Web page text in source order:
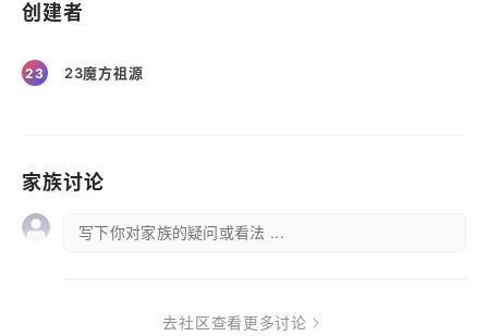
创建者
23 23魔方祖源
家族讨论
写下你对家族的疑问或看法 ...
去社区查看更多讨论